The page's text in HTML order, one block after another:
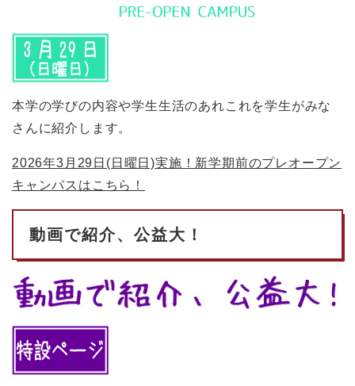
本学の学びの内容や学生生活のあれこれを学生がみな
さんに紹介します。
2026年3月29日(日曜日)実施！新学期前のプレオープン
キャンパスはこちら！
動画で紹介、公益大！